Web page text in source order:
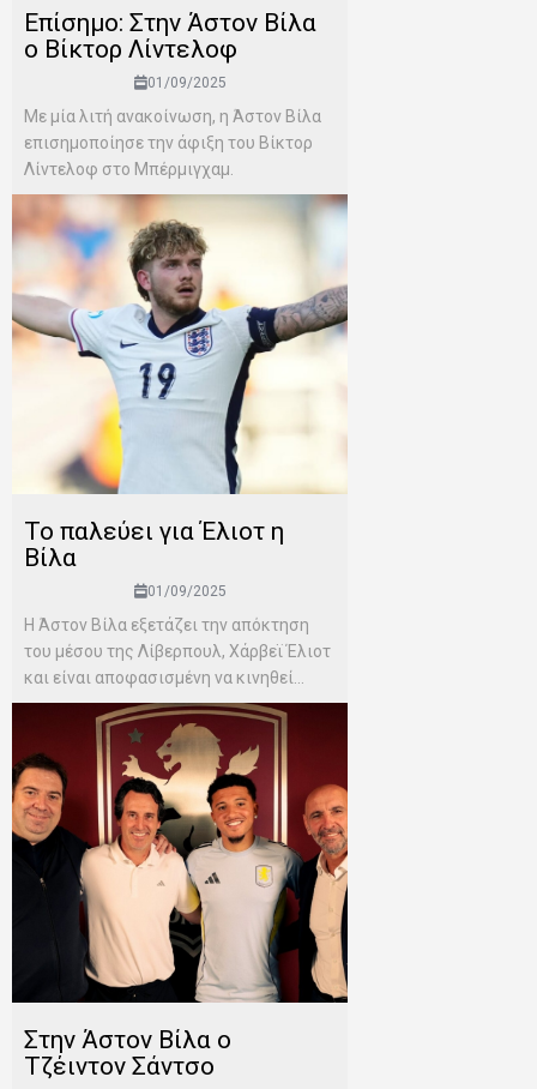
Επίσημο: Στην Άστον Βίλα
ο Βίκτορ Λίντελοφ
01/09/2025
Με μία λιτή ανακοίνωση, η Άστον Βίλα
επισημοποίησε την άφιξη του Βίκτορ
Λίντελοφ στο Μπέρμιγχαμ.
Το παλεύει για Έλιοτ η
Βίλα
01/09/2025
Η Άστον Βίλα εξετάζει την απόκτηση
του μέσου της Λίβερπουλ, Χάρβεϊ Έλιοτ
και είναι αποφασισμένη να κινηθεί...
Στην Άστον Βίλα ο
Τζέιντον Σάντσο